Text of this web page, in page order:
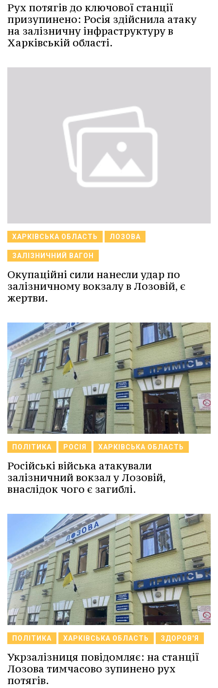
Рух потягів до ключової станції
призупинено: Росія здійснила атаку
на залізничну інфраструктуру в
Харківській області.
ХАРКІВСЬКА ОБЛАСТЬ ЛОЗОВА
ЗАЛІЗНИЧНИЙ ВАГОН
Окупаційні сили нанесли удар по
залізничному вокзалу в Лозовій, є
жертви.
ПОЛІТИКА РОСІЯ ХАРКІВСЬКА ОБЛАСТЬ
Російські війська атакували
залізничний вокзал у Лозовій,
внаслідок чого є загиблі.
ПОЛІТИКА ХАРКІВСЬКА ОБЛАСТЬ ЗДОРОВ'Я
Укрзалізниця повідомляє: на станції
Лозова тимчасово зупинено рух
потягів.